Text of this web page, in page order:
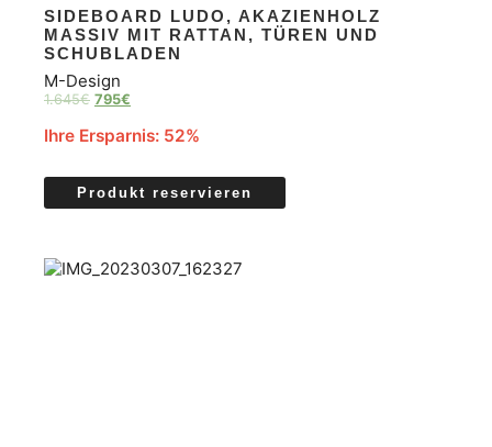
SIDEBOARD LUDO, AKAZIENHOLZ
MASSIV MIT RATTAN, TÜREN UND
SCHUBLADEN
M-Design
1.645€ 795€
Ihre Ersparnis: 52%
Produkt reservieren